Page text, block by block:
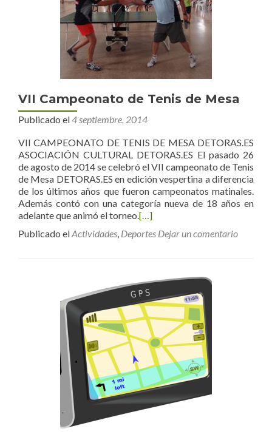
VII Campeonato de Tenis de Mesa
Publicado el4 septiembre, 2014
VII CAMPEONATO DE TENIS DE MESA DETORAS.ES
ASOCIACIÓN CULTURAL DETORAS.ES El pasado 26
de agosto de 2014 se celebró el VII campeonato de Tenis
de Mesa DETORAS.ES en edición vespertina a diferencia
de los últimos años que fueron campeonatos matinales.
Además contó con una categoría nueva de 18 años en
adelante que animó el torneo.[…]
Publicado elActividades, Deportes Dejar un comentario